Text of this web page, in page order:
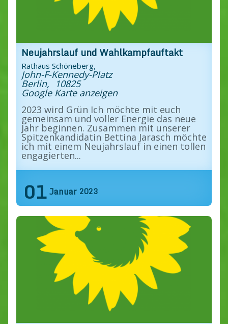
Neujahrslauf und Wahlkampfauftakt
Rathaus Schöneberg,
John-F-Kennedy-Platz
Berlin, 10825
Google Karte anzeigen
2023 wird Grün Ich möchte mit euch
gemeinsam und voller Energie das neue
Jahr beginnen. Zusammen mit unserer
Spitzenkandidatin Bettina Jarasch möchte
ich mit einem Neujahrslauf in einen tollen
engagierten...
01 Januar 2023